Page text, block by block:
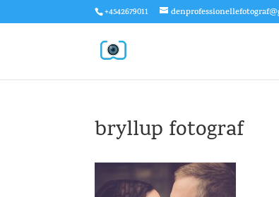
+4542679011
bryllup fotograf